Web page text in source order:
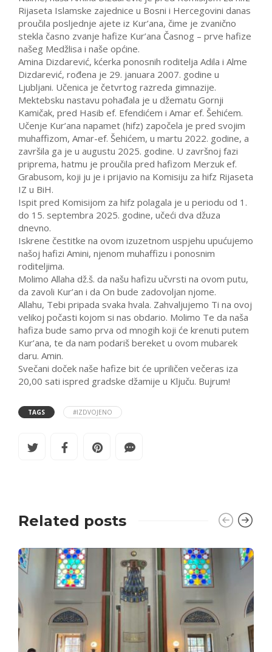
Rijaseta Islamske zajednice u Bosni i Hercegovini danas
proučila posljednje ajete iz Kur’ana, čime je zvanično
stekla časno zvanje hafize Kur’ana Časnog – prve hafize
našeg Medžlisa i naše općine.
Amina Dizdarević, kćerka ponosnih roditelja Adila i Alme
Dizdarević, rođena je 29. januara 2007. godine u
Ljubljani. Učenica je četvrtog razreda gimnazije.
Mektebsku nastavu pohađala je u džematu Gornji
Kamičak, pred Hasib ef. Efendićem i Amar ef. Šehićem.
Učenje Kur’ana napamet (hifz) započela je pred svojim
muhaffizom, Amar-ef. Šehićem, u martu 2022. godine, a
završila ga je u augustu 2025. godine. U završnoj fazi
priprema, hatmu je proučila pred hafizom Merzuk ef.
Grabusom, koji ju je i prijavio na Komisiju za hifz Rijaseta
IZ u BiH.
Ispit pred Komisijom za hifz polagala je u periodu od 1.
do 15. septembra 2025. godine, učeći dva džuza
dnevno.
Iskrene čestitke na ovom izuzetnom uspjehu upućujemo
našoj hafizi Amini, njenom muhaffizu i ponosnim
roditeljima.
Molimo Allaha dž.š. da našu hafizu učvrsti na ovom putu,
da zavoli Kur’an i da On bude zadovoljan njome.
Allahu, Tebi pripada svaka hvala. Zahvaljujemo Ti na ovoj
velikoj počasti kojom si nas obdario. Molimo Te da naša
hafiza bude samo prva od mnogih koji će krenuti putem
Kur’ana, te da nam podariš bereket u ovom mubarek
daru. Amin.
Svečani doček naše hafize bit će upriličen večeras iza
20,00 sati ispred gradske džamije u Ključu. Bujrum!
TAGS #IZDVOJENO
Related posts